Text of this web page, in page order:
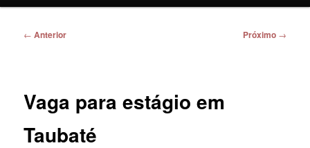
Navegação
← Anterior Próximo →
Vaga para estágio em
Taubaté